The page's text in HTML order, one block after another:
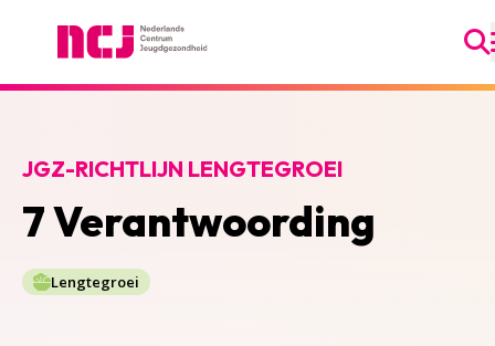
7 Verantwoording
JGZ-RICHTLIJN LENGTEGROEI
Lengtegroei